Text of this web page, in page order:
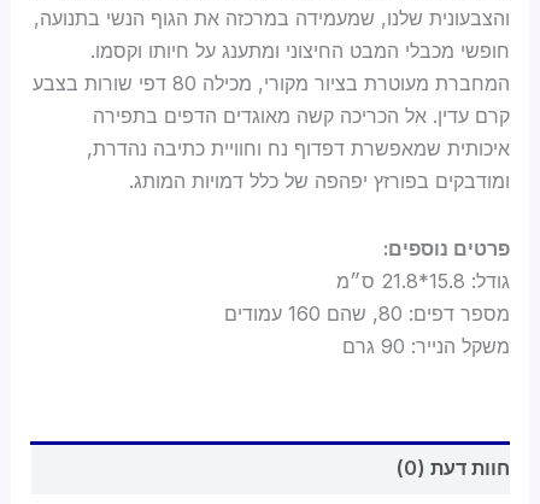
והצבעונית שלנו, שמעמידה במרכזה את הגוף הנשי בתנועה,
חופשי מכבלי המבט החיצוני ומתענג על חיותו וקסמו.
המחברת מעוטרת בציור מקורי, מכילה 80 דפי שורות בצבע
קרם עדין. אל הכריכה קשה מאוגדים הדפים בתפירה
איכותית שמאפשרת דפדוף נח וחוויית כתיבה נהדרת,
ומודבקים בפורזץ יפהפה של כלל דמויות המותג.
פרטים נוספים:
גודל: 15.8*21.8 ס״מ
מספר דפים: 80, שהם 160 עמודים
משקל הנייר: 90 גרם
חוות דעת (0)